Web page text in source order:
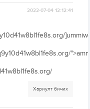
2022-07-04 12:12:41
Хариулт бичих